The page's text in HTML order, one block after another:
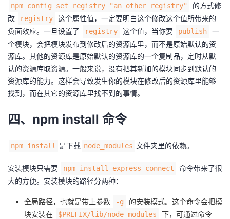
npm config set registry "an other registry"
的方式修
改
registry
这个属性值，一定要明白这个修改这个值所带来的
负面效应。一旦设置了
registry 这个值，当你要 publish
一
个模块，会把模块发布到修改后的资源库里，而不是原始默认的资
源库。其他的资源库是原始默认的资源库的一个复制品，定时从默
认的资源库取资源。一般来说，没有把其新加的模块同步到默认的
资源库的能力。这样会导致发生你的模块在修改后的资源库里能够
找到，而在其它的资源库里找不到的事情。
四、npm install 命令
npm install 是下载 node_modules 文件夹里的依赖。
安装模块只需要 npm install express connect
命令带来了很
大的方便。安装模块的路径分两种：
全局路径，也就是带上参数 -g
的安装模式。这个命令会把模
块安装在
$PREFIX/lib/node_modules 下，可通过命令